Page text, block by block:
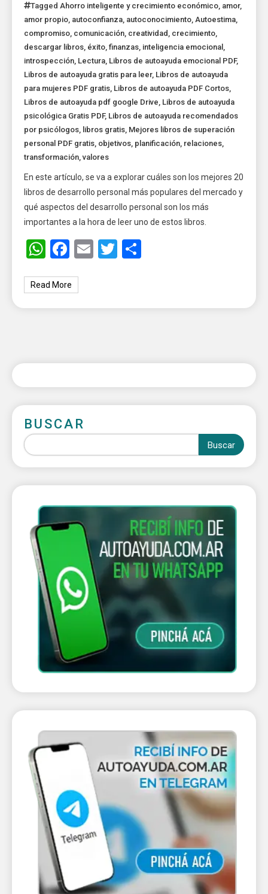
Tagged Ahorro inteligente y crecimiento económico amor,
amor propio autoconfianza autoconocimiento Autoestima
compromiso comunicación creatividad crecimiento
descargar libros éxito ,finanzas inteligencia emocional
introspección Lectura Libros de autoayuda emocional PDF,
Libros de autoayuda gratis para leer, Libros de autoayuda
para mujeres PDF gratis Libros de autoayuda PDF Cortos
Libros de autoayuda pdf google Drive Libros de autoayuda
psicológica Gratis PDF, Libros de autoayuda recomendados
por psicólogos
libros gratis Mejores libros de superación
personal PDF gratis objetivos planificación relaciones
transformación ,valores
En este artículo, se va a explorar cuáles son los mejores 20
libros de desarrollo personal más populares del mercado y
qué aspectos del desarrollo personal son los más
importantes a la hora de leer uno de estos libros.
WhatsApp
Facebook
EmailTwitter
Read More
BUSCAR
Buscar